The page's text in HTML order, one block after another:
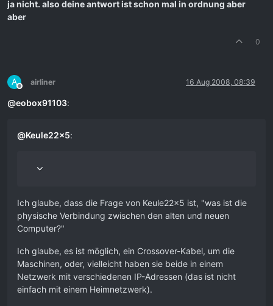
ja nicht. also deine antwort ist schon mal in ordnung aber
aber
0
A
Offline
airliner 16 Aug 2008, 08:39
@eobox91103:
@Keule22x5:
Ich glaube, dass die Frage von Keule22x5 ist, "was ist die
physische Verbindung zwischen den alten und neuen
Computer?"
Ich glaube, es ist möglich, ein Crossover-Kabel, um die
Maschinen, oder, vielleicht haben sie beide in einem
Netzwerk mit verschiedenen IP-Adressen (das ist nicht
einfach mit einem Heimnetzwerk).